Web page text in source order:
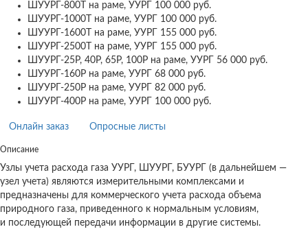
ШУУРГ-800Т на раме, УУРГ 100 000 руб.
ШУУРГ-1000Т на раме, УУРГ 100 000 руб.
ШУУРГ-1600Т на раме, УУРГ 155 000 руб.
ШУУРГ-2500Т на раме, УУРГ 155 000 руб.
ШУУРГ-25Р, 40Р, 65Р, 100Р на раме, УУРГ 56 000 руб.
ШУУРГ-160Р на раме, УУРГ 68 000 руб.
ШУУРГ-250Р на раме, УУРГ 82 000 руб.
ШУУРГ-400Р на раме, УУРГ 100 000 руб.
Онлайн заказ Опросные листы
Описание
Узлы учета расхода газа УУРГ, ШУУРГ, БУУРГ (в дальнейшем —
узел учета) являются измерительными комплексами и
предназначены для коммерческого учета расхода объема
природного газа, приведенного к нормальным условиям,
и последующей передачи информации в другие системы.